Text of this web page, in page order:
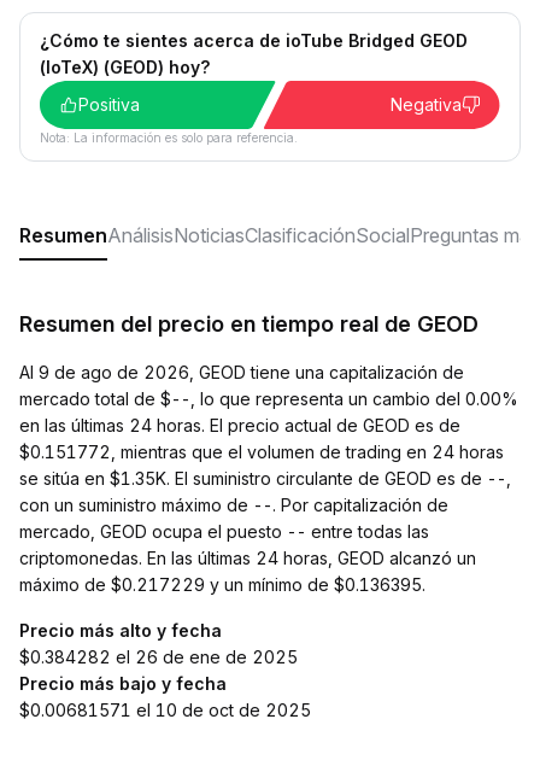
¿Cómo te sientes acerca de ioTube Bridged GEOD
(IoTeX) (GEOD) hoy?
Positiva
Negativa
Nota: La información es solo para referencia.
ResumenAnálisisNoticiasClasificaciónSocialPreguntas
Resumen del precio en tiempo real de GEOD
Al 9 de ago de 2026, GEOD tiene una capitalización de
mercado total de $--, lo que representa un cambio del 0.00%
en las últimas 24 horas. El precio actual de GEOD es de
$0.151772, mientras que el volumen de trading en 24 horas
se sitúa en $1.35K. El suministro circulante de GEOD es de --,
con un suministro máximo de --. Por capitalización de
mercado, GEOD ocupa el puesto -- entre todas las
criptomonedas. En las últimas 24 horas, GEOD alcanzó un
máximo de $0.217229 y un mínimo de $0.136395.
Precio más alto y fecha
$0.384282 el 26 de ene de 2025
Precio más bajo y fecha
$0.00681571 el 10 de oct de 2025